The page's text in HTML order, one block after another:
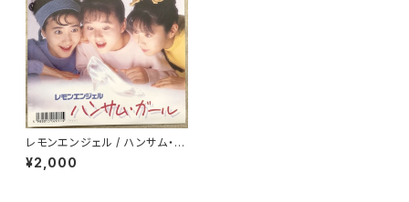
レモンエンジェル / ハンサム・ガ
ール
¥2,000